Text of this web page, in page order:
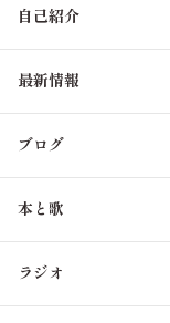
自己紹介
最新情報
ブログ
本と歌
ラジオ